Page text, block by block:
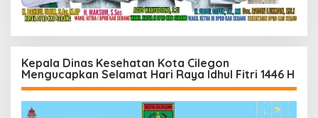
Kepala Dinas Kesehatan Kota Cilegon
Mengucapkan Selamat Hari Raya Idhul Fitri 1446 H